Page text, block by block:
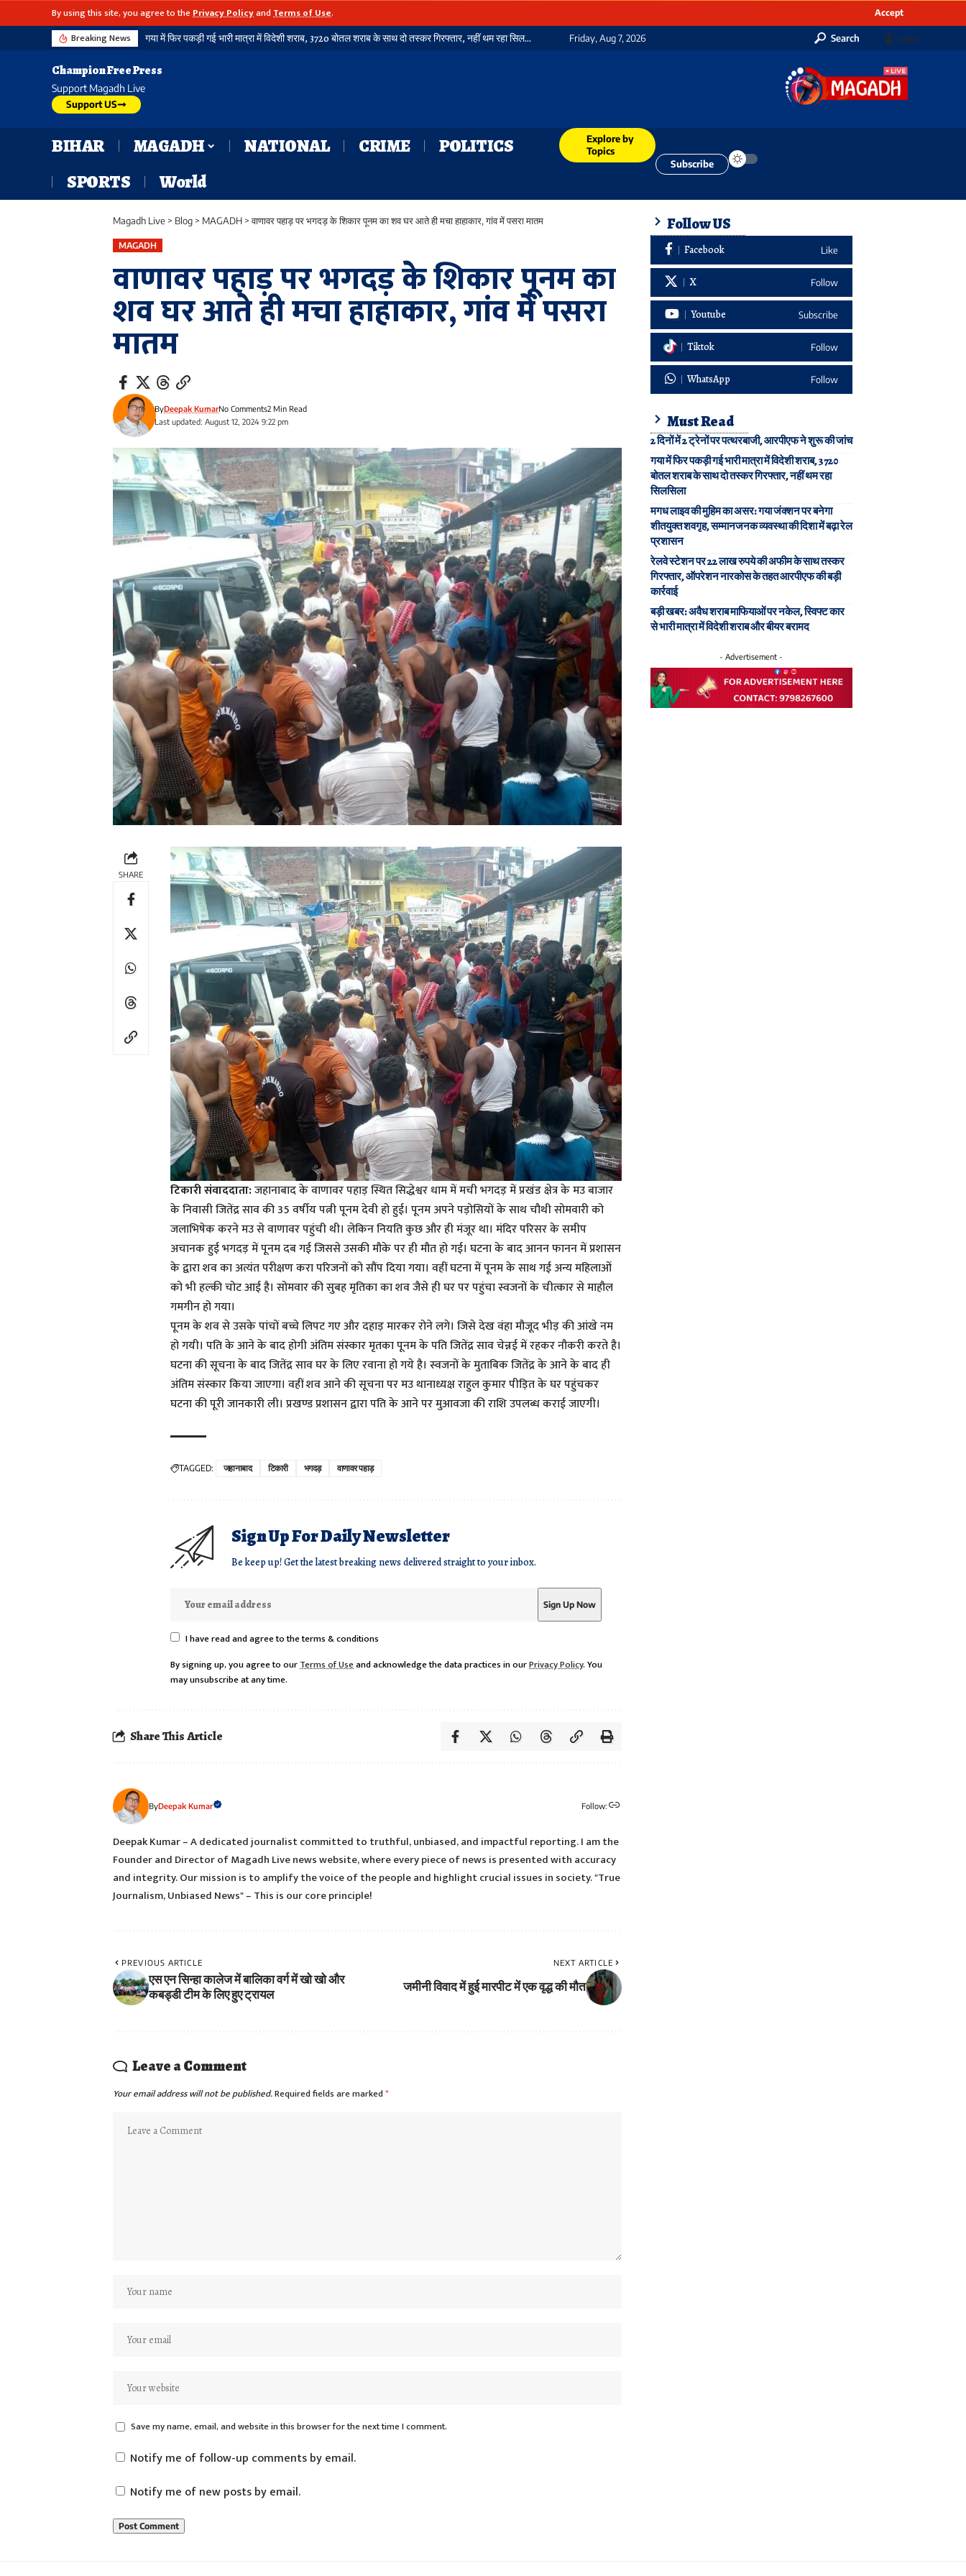
By using this site, you agree to thePrivacy PolicyandTerms of Use. Accept
Breaking News मगध लाइव की मुहिम का असर: गया जंक्शन पर बनेगा शीतयुक्त शवगृह, सम्मानजनक व्यवस्था की दिशा में बढ़ा रेल प्रशासन Friday, Aug 7, 2026 Search Login
Champion Free Press
Support Magadh Live
Support US
BIHAR MAGADH NATIONAL CRIME
POLITICS
SPORTS
World
Explore by
Topics
Subscribe
Magadh Live > Blog > MAGADH >वाणावर पहाड़ पर भगदड़ के शिकार पूनम का शव घर आते ही मचा हाहाकार, गांव में पसरा मातम
MAGADH
वाणावर पहाड़ पर भगदड़ के शिकार पूनम का
शव घर आते ही मचा हाहाकार, गांव में पसरा
मातम
Last updated: August 12, 2024 9:22 pm
ByDeepak KumarNo Comments2 Min Read
SHARE
टिकारी संवाददाता:जहानाबाद के वाणावर पहाड़ स्थित सिद्धेश्वर धाम में मची भगदड़ में प्रखंड क्षेत्र के मउ बाजार
के निवासी जितेंद्र साव की 35 वर्षीय पत्नी पूनम देवी हो हुई। पूनम अपने पड़ोसियों के साथ चौथी सोमवारी को
जलाभिषेक करने मउ से वाणावर पहुंची थी। लेकिन नियति कुछ और ही मंजूर था। मंदिर परिसर के समीप
अचानक हुई भगदड़ में पूनम दब गई जिससे उसकी मौके पर ही मौत हो गई। घटना के बाद आनन फानन में प्रशासन
के द्वारा शव का अत्यंत परीक्षण करा परिजनों को सौंप दिया गया। वहीं घटना में पूनम के साथ गई अन्य महिलाओं
को भी हल्की चोट आई है। सोमवार की सुबह मृतिका का शव जैसे ही घर पर पहुंचा स्वजनों के चीत्कार से माहौल
गमगीन हो गया।
पूनम के शव से उसके पांचों बच्चे लिपट गए और दहाड़ मारकर रोने लगे। जिसे देख वंहा मौजूद भीड़ की आंखे नम
हो गयी। पति के आने के बाद होगी अंतिम संस्कार मृतका पूनम के पति जितेंद्र साव चेन्नई में रहकर नौकरी करते है।
घटना की सूचना के बाद जितेंद्र साव घर के लिए रवाना हो गये है। स्वजनों के मुताबिक जितेंद्र के आने के बाद ही
अंतिम संस्कार किया जाएगा। वहीं शव आने की सूचना पर मउ थानाध्यक्ष राहुल कुमार पीड़ित के घर पहुंचकर
घटना की पूरी जानकारी ली। प्रखण्ड प्रशासन द्वारा पति के आने पर मुआवजा की राशि उपलब्ध कराई जाएगी।
TAGGED: जहानाबाद टिकारी भगदड़ वाणावर पहाड़
Sign Up For Daily Newsletter
Be keep up! Get the latest breaking news delivered straight to your inbox.
I have read and agree to the terms & conditions
By signing up, you agree to ourTerms of Useand acknowledge the data practices in ourPrivacy Policy. You
may unsubscribe at any time.
Share This Article
ByDeepak Kumar Follow:
Deepak Kumar – A dedicated journalist committed to truthful, unbiased, and impactful reporting. I am the
Founder and Director of Magadh Live news website, where every piece of news is presented with accuracy
and integrity. Our mission is to amplify the voice of the people and highlight crucial issues in society. "True
Journalism, Unbiased News" – This is our core principle!
PREVIOUS ARTICLE
एस एन सिन्हा कालेज में बालिका वर्ग में खो खो और
कबड्डी टीम के लिए हुए ट्रायल
NEXT ARTICLE
जमीनी विवाद में हुई मारपीट में एक वृद्ध की मौत
Leave a Comment
Your email address will not be published.Required fields are marked*
Save my name, email, and website in this browser for the next time I comment.
Notify me of follow-up comments by email.
Notify me of new posts by email.
Follow US
Facebook Like
X Follow
Youtube Subscribe
Tiktok Follow
WhatsApp Follow
Must Read
2 दिनों में 2 ट्रेनों पर पत्थरबाजी, आरपीएफ ने शुरू की जांच
गया में फिर पकड़ी गई भारी मात्रा में विदेशी शराब, 3720
बोतल शराब के साथ दो तस्कर गिरफ्तार, नहीं थम रहा
सिलसिला
मगध लाइव की मुहिम का असर: गया जंक्शन पर बनेगा
शीतयुक्त शवगृह, सम्मानजनक व्यवस्था की दिशा में बढ़ा रेल
प्रशासन
रेलवे स्टेशन पर 22 लाख रुपये की अफीम के साथ तस्कर
गिरफ्तार, ऑपरेशन नारकोस के तहत आरपीएफ की बड़ी
कार्रवाई
बड़ी खबर: अवैध शराब माफियाओं पर नकेल, स्विफ्ट कार
से भारी मात्रा में विदेशी शराब और बीयर बरामद
- Advertisement -